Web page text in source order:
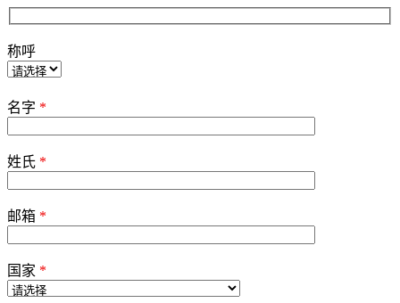
称呼
leave
this
field
empty.
名字 *
姓氏 *
邮箱 *
国家 *